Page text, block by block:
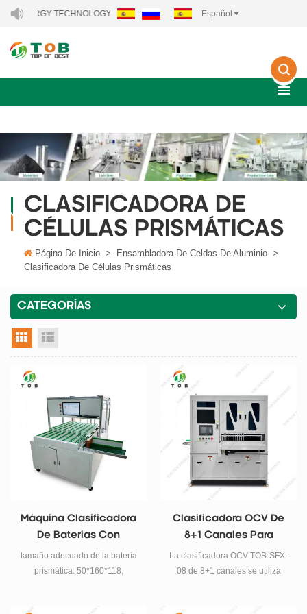
ENERGY TECHNOLOGY CO., LTD.. Español
CLASIFICADORA DE
CÉLULAS PRISMÁTICAS
Página De Inicio > Ensambladora De Celdas De Aluminio >
Clasificadora De Células Prismáticas
CATEGORÍAS
vista en cuadrícula
Máquina Clasificadora
De Baterías Con
Clasificador De Celdas
Prismáticas
tamaño adecuado de la batería
prismática: 50*160*118,
Clasificadora OCV De
8+1 Canales Para
Celdas Prismáticas
La clasificadora OCV TOB-SFX-
08 de 8+1 canales se utiliza